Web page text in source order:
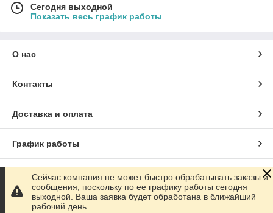
Сегодня выходной
Показать весь график работы
О нас
Контакты
Доставка и оплата
График работы
Полная версия сайта
Сайт создан на маркетплейсе Satu.kz
Сейчас компания не может быстро обрабатывать заказы и
сообщения, поскольку по ее графику работы сегодня
выходной. Ваша заявка будет обработана в ближайший
рабочий день.